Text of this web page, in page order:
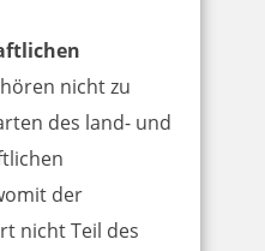
nicht zu
des land- und
der
nicht Teil des